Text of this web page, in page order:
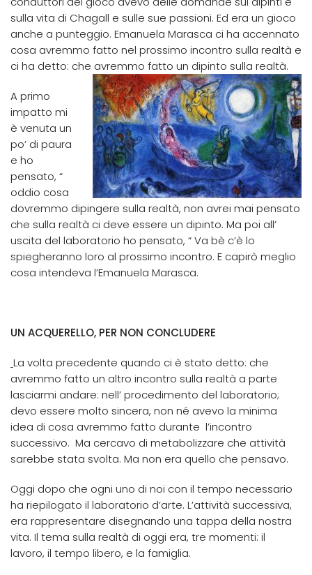
sulla vita di Chagall e sulle sue passioni. Ed era un gioco
anche a punteggio. Emanuela Marasca ci ha accennato
cosa avremmo fatto nel prossimo incontro sulla realtà e
ci ha detto: che avremmo fatto un dipinto sulla realtà.
A primo
impatto mi
è venuta un
po’ di paura
e ho
pensato, “
oddio cosa
dovremmo dipingere sulla realtà, non avrei mai pensato
che sulla realtà ci deve essere un dipinto. Ma poi all’
uscita del laboratorio ho pensato, “ Va bè c’è lo
spiegheranno loro al prossimo incontro. E capirò meglio
cosa intendeva l’Emanuela Marasca.
UN ACQUERELLO, PER NON CONCLUDERE
La volta precedente quando ci è stato detto: che
avremmo fatto un altro incontro sulla realtà a parte
lasciarmi andare: nell’ procedimento del laboratorio;
devo essere molto sincera, non né avevo la minima
idea di cosa avremmo fatto durante l’incontro
successivo. Ma cercavo di metabolizzare che attività
sarebbe stata svolta. Ma non era quello che pensavo.
Oggi dopo che ogni uno di noi con il tempo necessario
ha riepilogato il laboratorio d’arte. L’attività successiva,
era rappresentare disegnando una tappa della nostra
vita. Il tema sulla realtà di oggi era, tre momenti: il
lavoro, il tempo libero, e la famiglia.